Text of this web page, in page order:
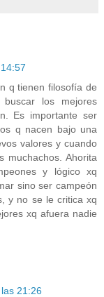
q tienen filosofía de
los mejores
Es importante ser
q nacen bajo una
valores y cuando
muchachos. Ahorita
y lógico xq
sino ser campeón
y no se le critica xq
xq afuera nadie
21:26